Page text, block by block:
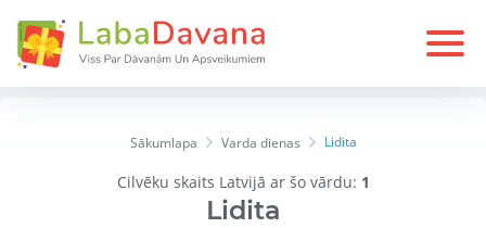
Sākumlapa Varda dienas Lidita
Cilvēku skaits Latvijā ar šo vārdu: 1
Lidita